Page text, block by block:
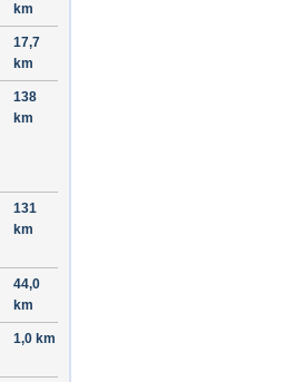
km
17,7
km
138
km
131
km
44,0
km
1,0 km